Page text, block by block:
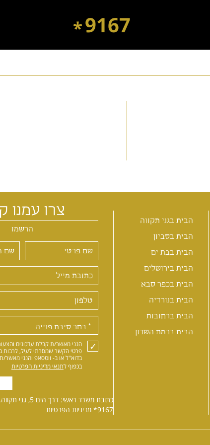
*9167
הבית בגני תקווה
הבית בסביון
הבית בבת ים
הבית בירושלים
הבית בכפר סבא
הבית בנורדיה
הבית ברחובות
הבית ברמת השרון
צרו עמנו
הרשמו
הנני מאשר/ת קבלת עדכונים
פרטי הקשר שמסרתי לעיל, לרבות
בדוא"ל או ב- ווטסאפ והנני
בכפוף לתנאי מדיניות הפרטיות
כתובת משרד ראשי: דרך הים 5, גני תקווה. מיקוד 5591229. טלפון:
*9167 מדיניות הפרטיות